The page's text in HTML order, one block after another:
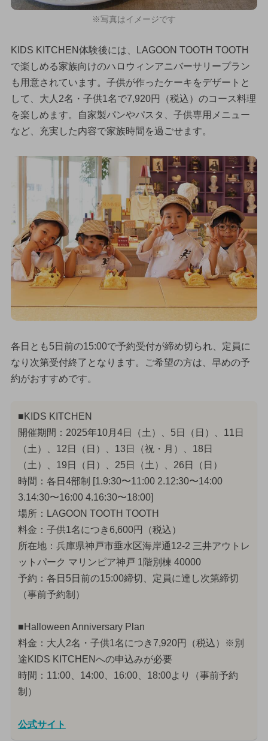
※写真はイメージです
KIDS KITCHEN体験後には、LAGOON TOOTH TOOTH
で楽しめる家族向けのハロウィンアニバーサリープラン
も用意されています。子供が作ったケーキをデザートと
して、大人2名・子供1名で7,920円（税込）のコース料理
を楽しめます。自家製パンやパスタ、子供専用メニュー
など、充実した内容で家族時間を過ごせます。
各日とも5日前の15:00で予約受付が締め切られ、定員に
なり次第受付終了となります。ご希望の方は、早めの予
約がおすすめです。
■KIDS KITCHEN
開催期間：2025年10月4日（土）、5日（日）、11日
（土）、12日（日）、13日（祝・月）、18日
（土）、19日（日）、25日（土）、26日（日）
時間：各日4部制 [1.9:30〜11:00 2.12:30〜14:00
3.14:30〜16:00 4.16:30〜18:00]
場所：LAGOON TOOTH TOOTH
料金：子供1名につき6,600円（税込）
所在地：兵庫県神戸市垂水区海岸通12-2 三井アウトレ
ットパーク マリンピア神戸 1階別棟 40000
予約：各日5日前の15:00締切、定員に達し次第締切
（事前予約制）
■Halloween Anniversary Plan
料金：大人2名・子供1名につき7,920円（税込）※別
途KIDS KITCHENへの申込みが必要
時間：11:00、14:00、16:00、18:00より（事前予約
制）
公式サイト